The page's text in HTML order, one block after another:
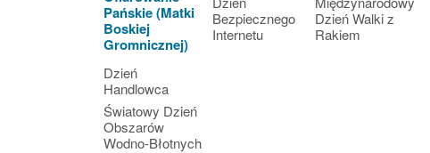
Pańskie (Matki
Boskiej
Gromnicznej)
Dzień
Handlowca
Światowy Dzień
Obszarów
Wodno-Błotnych
Bezpiecznego
Internetu
Dzień Walki z
Rakiem